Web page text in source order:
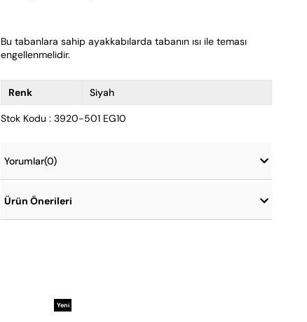
Bu tabanlara sahip ayakkabılarda tabanın ısı ile teması
engellenmelidir.
Renk Siyah
Stok Kodu : 3920-501 EG10
Yorumlar(0)
Ürün Önerileri
Yeni